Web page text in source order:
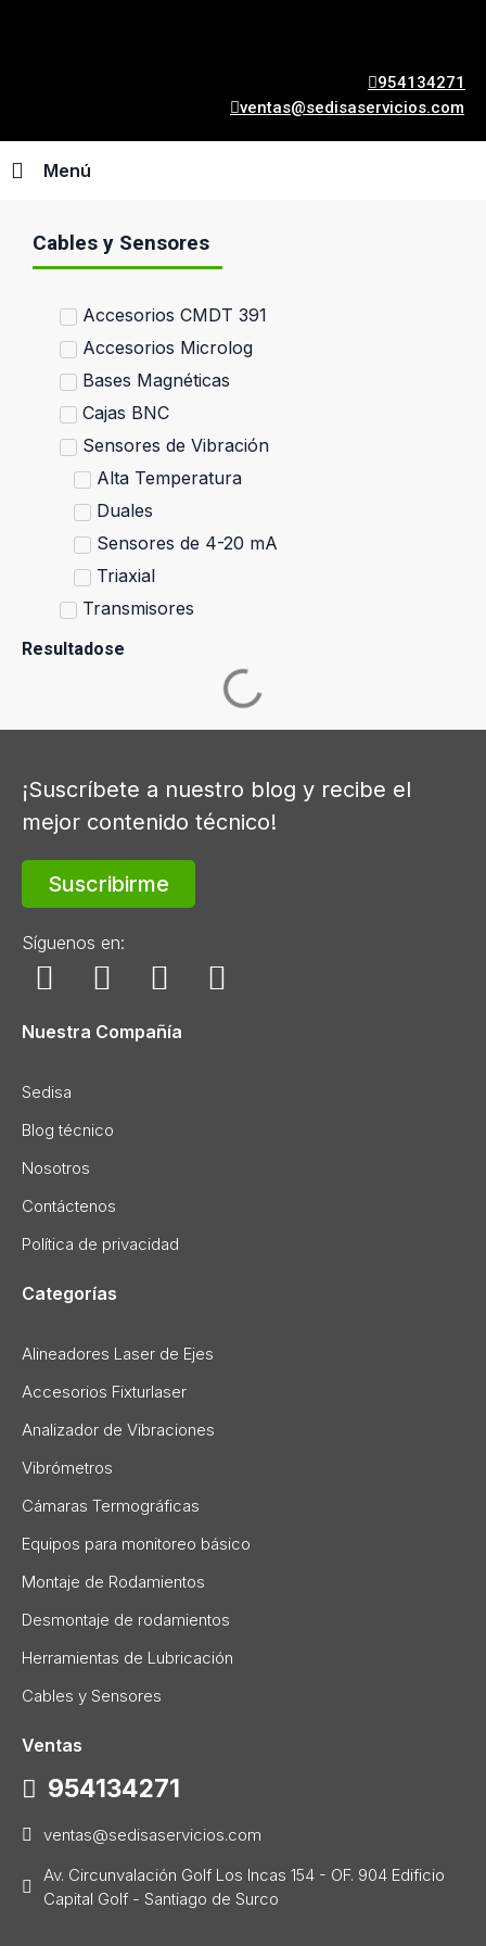
954134271
ventas@sedisaservicios.com
Menú
Cables y Sensores
Accesorios CMDT 391
Accesorios Microlog
Bases Magnéticas
Cajas BNC
Sensores de Vibración
Alta Temperatura
Duales
Sensores de 4-20 mA
Triaxial
Transmisores
Resultadose
¡Suscríbete a nuestro blog y recibe el
mejor contenido técnico!
Suscribirme
Síguenos en:
Nuestra Compañía
Sedisa
Blog técnico
Nosotros
Contáctenos
Política de privacidad
Categorías
Alineadores Laser de Ejes
Accesorios Fixturlaser
Analizador de Vibraciones
Vibrómetros
Cámaras Termográficas
Equipos para monitoreo básico
Montaje de Rodamientos
Desmontaje de rodamientos
Herramientas de Lubricación
Cables y Sensores
Ventas
954134271
ventas@sedisaservicios.com
Av. Circunvalación Golf Los Incas 154 - OF. 904 Edificio
Capital Golf - Santiago de Surco